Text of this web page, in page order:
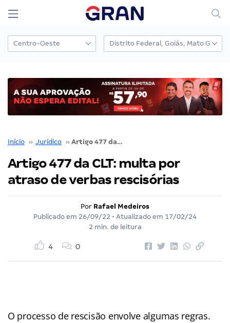
Início ›› Jurídico ›› Artigo 477 da CLT: multa por atraso de verbas rescisórias
Artigo 477 da CLT: multa por
atraso de verbas rescisórias
Por Rafael Medeiros
Publicado em 26/09/22 • Atualizado em 17/02/24
2 min. de leitura
4 0
O processo de rescisão envolve algumas regras.